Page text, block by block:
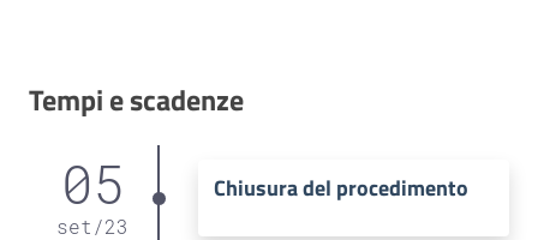
Tempi e scadenze
05
set /23
Chiusura del procedimento